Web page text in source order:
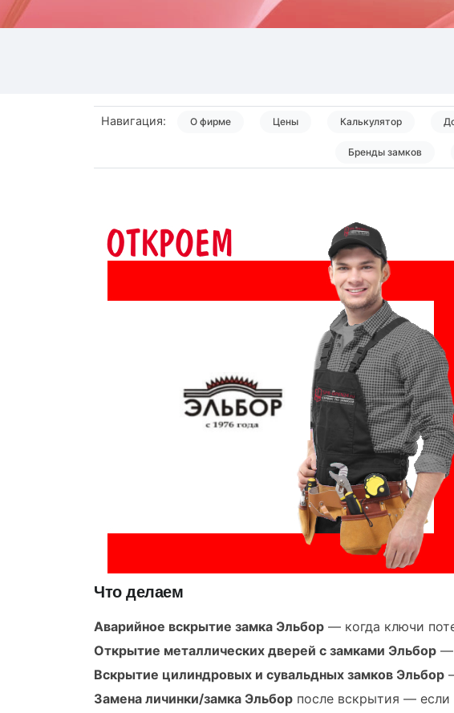
Навигация: О фирме Цены Калькулятор
Бренды замков
Что делаем
Аварийное вскрытие замка Эльбор — когда ключи
Открытие металлических дверей с замками Эльбор —
Вскрытие цилиндровых и сувальдных замков Эльбор
Замена личинки/замка Эльбор после вскрытия — если